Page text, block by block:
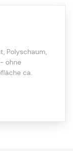
Polyschaum,
ohne
ca.